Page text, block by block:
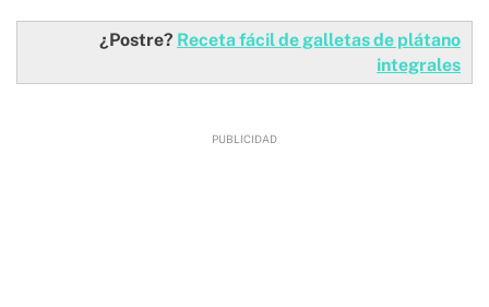
¿Postre? Receta fácil de galletas de plátano
integrales